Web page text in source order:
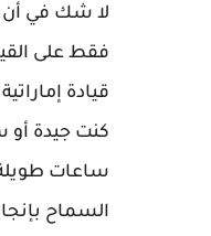
لا شك في أن
فقط على
قيادة
كنت جيدة أو
ساعات
السماح